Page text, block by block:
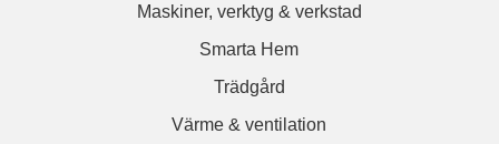
Maskiner, verktyg & verkstad
Smarta Hem
Trädgård
Värme & ventilation